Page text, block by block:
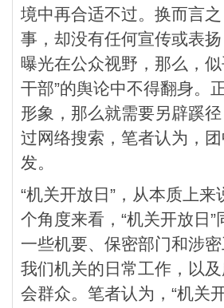
境中再合适不过。换而言
事，却没有任何宣传或表
曝光在公众视野，那么，
干部”的舆论中不得翻身。
形象，那么就需要另辟蹊
过网络搜索，笔者认为，
发。
“机关开放日”，从本质上
个角度来看，“机关开放日
一些机要、保密部门和涉
我们机关的日常工作，以
会群众。笔者认为，“机关